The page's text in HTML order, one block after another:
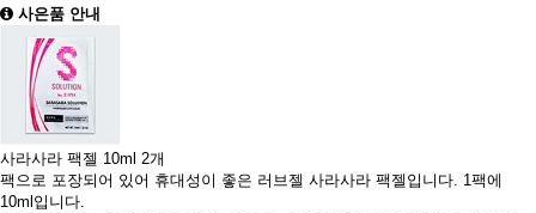
사은품 안내
사라사라 팩젤 10ml 2개
팩으로 포장되어 있어 휴대성이 좋은 러브젤 사라사라 팩젤입니다. 1팩에
10ml입니다.